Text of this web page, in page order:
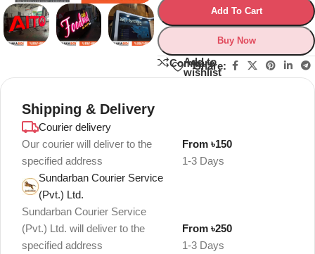
Add To Cart
Buy Now
Compare
Add to
wishlist
Share:
Shipping & Delivery
Courier delivery
Our courier will deliver to the
specified address
1-3 Days
From ৳150
Sundarban Courier Service
(Pvt.) Ltd.
Sundarban Courier Service
(Pvt.) Ltd. will deliver to the
specified address
1-3 Days
From ৳250